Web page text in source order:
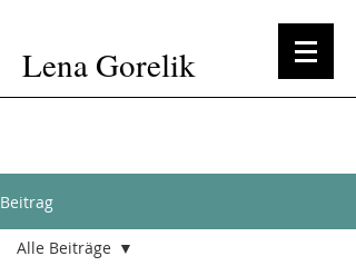
Lena Gorelik
Beitrag
Alle Beiträge